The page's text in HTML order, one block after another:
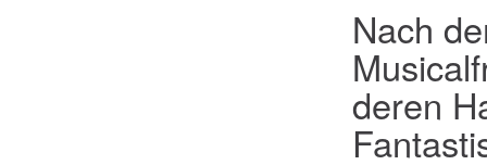
Nach
deren